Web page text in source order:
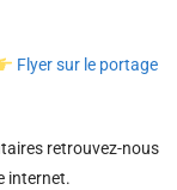
Flyer sur le portage
retrouvez-nous
internet.